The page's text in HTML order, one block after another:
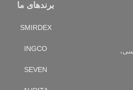
برندهای ما
SMIRDEX
INGCO
SEVEN